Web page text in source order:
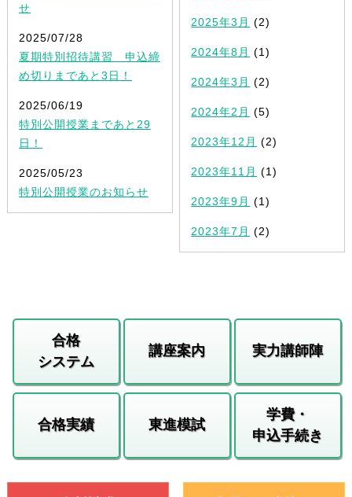
せ
2025/07/28
夏期特別招待講習 申込締
め切りまであと3日！
2025/06/19
特別公開授業まであと29
日！
2025/05/23
特別公開授業のお知らせ
2025年3月 (2)
2024年8月 (1)
2024年3月 (2)
2024年2月 (5)
2023年12月 (2)
2023年11月 (1)
2023年9月 (1)
2023年7月 (2)
合格
システム
講座案内 実力講師陣
合格実績 東進模試
学費・
申込手続き